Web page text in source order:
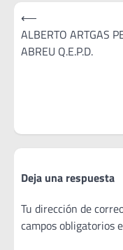
Navegación
de
entradas
⟵
ALBERTO ARTGAS
ABREU Q.E.P.D.
Deja una respuesta
Tu dirección de
campos obligatorios